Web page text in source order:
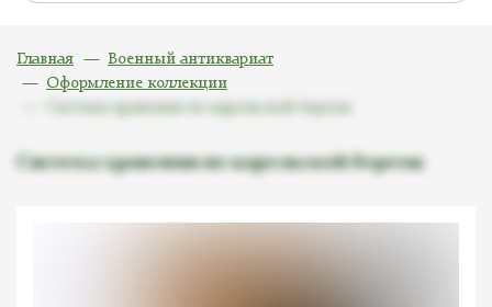
Главная
Военный антиквариат
Оформление коллекции
Система хранения из карельской березы